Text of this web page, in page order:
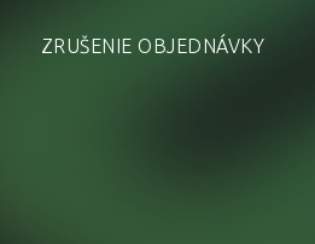
ZRUŠENIE OBJEDNÁVKY